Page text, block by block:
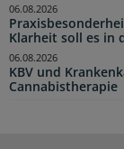
Klarheit soll es in
06.08.2026
KBV und
Cannabistherapie
06.08.2026